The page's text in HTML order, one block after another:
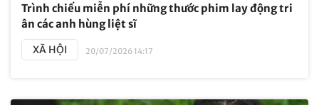
Trình chiếu miễn phí những thước phim lay động tri
ân các anh hùng liệt sĩ
XÃ HỘI 20/07/2026 14:17